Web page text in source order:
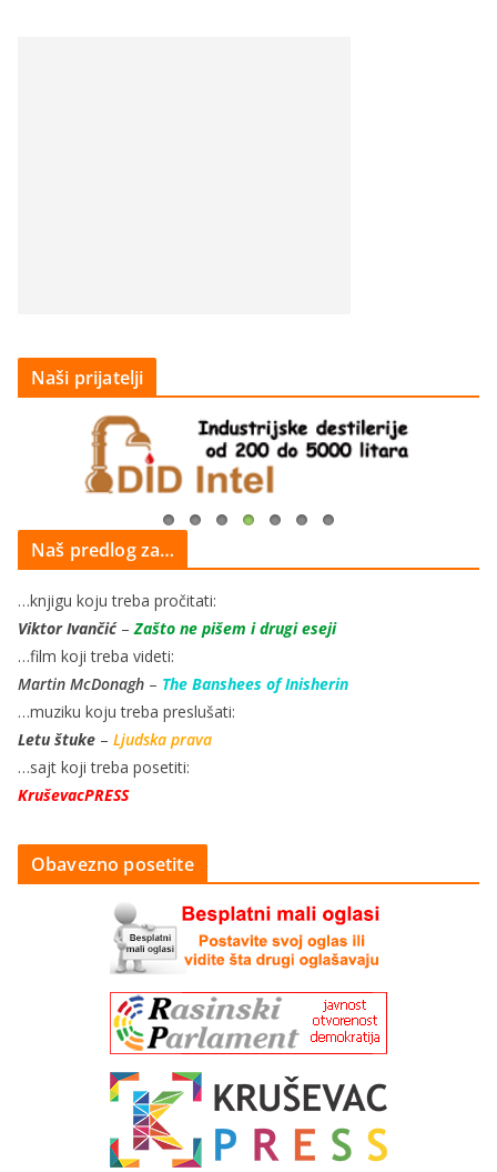
Naši prijatelji
Naš predlog za…
…knjigu koju treba pročitati:
Viktor Ivančić– Zašto ne pišem i drugi eseji
…film koji treba videti:
Martin McDonagh – The Banshees of Inisherin
…muziku koju treba preslušati:
Letu štuke – Ljudska prava
…sajt koji treba posetiti:
KruševacPRESS
Obavezno posetite